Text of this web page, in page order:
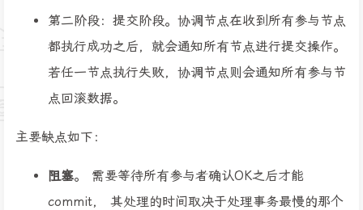
第二阶段：提交阶段。协调节点在收到所有参与节点
都执行成功之后，就会通知所有节点进行提交操作。
若任一节点执行失败，协调节点则会通知所有参与节
点回滚数据。
主要缺点如下：
阻塞。 需要等待所有参与者确认OK之后才能
commit， 其处理的时间取决于处理事务最慢的那个